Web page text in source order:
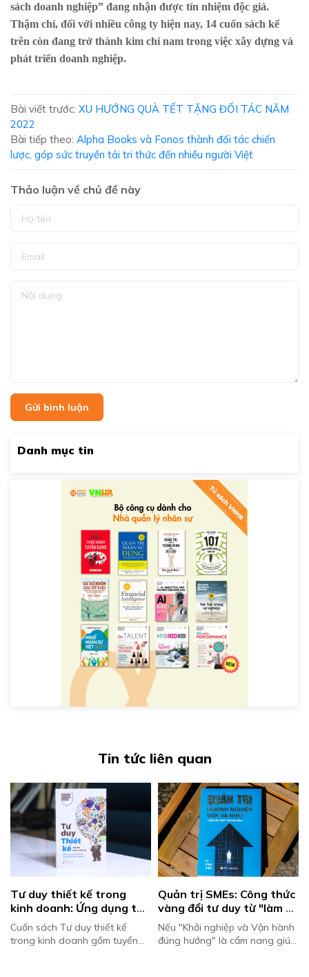
sách doanh nghiệp” đang nhận được tín nhiệm độc giả.
Thậm chí, đối với nhiều công ty hiện nay, 14 cuốn sách kể
trên còn đang trở thành kim chỉ nam trong việc xây dựng và
phát triển doanh nghiệp.
Bài viết trước: XU HƯỚNG QUÀ TẾT TẶNG ĐỐI TÁC NĂM
2022
Bài tiếp theo: Alpha Books và Fonos thành đối tác chiến
lược, góp sức truyền tải tri thức đến nhiều người Việt
Thảo luận về chủ đề này
Gửi bình luận
Danh mục tin
Tin tức liên quan
Tư duy thiết kế trong
kinh doanh: Ứng dụng tư
duy thiết kế để tạo lợi thế
cạnh tranh và thúc đẩy
đổi mới
Cuốn sách Tư duy thiết kế
trong kinh doanh gồm tuyển
Quản trị SMEs: Công thức
vàng đổi tư duy từ "làm
chủ" sang "lãnh đạo" –
Chấm dứt nỗi lo dòng
tiền bấp bênh
Nếu "Khởi nghiệp và Vận hành
đúng hướng" là cẩm nang giúp